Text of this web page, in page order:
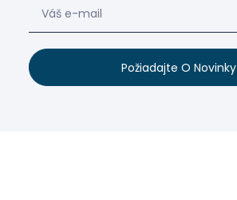
Požiadajte O Novinky